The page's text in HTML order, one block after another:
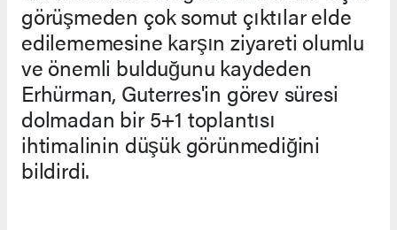
görüşmeden çok somut çıktılar elde
edilememesine karşın ziyareti olumlu
ve önemli bulduğunu kaydeden
Erhürman, Guterres'in görev süresi
dolmadan bir 5+1 toplantısı
ihtimalinin düşük görünmediğini
bildirdi.